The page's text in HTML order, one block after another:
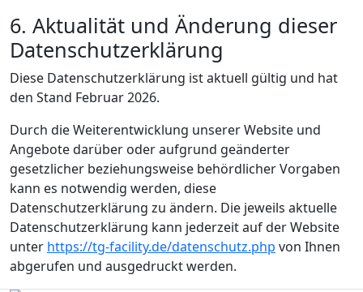
6. Aktualität und Änderung dieser
Datenschutzerklärung
Diese Datenschutzerklärung ist aktuell gültig und hat
den Stand Februar 2026.
Durch die Weiterentwicklung unserer Website und
Angebote darüber oder aufgrund geänderter
gesetzlicher beziehungsweise behördlicher Vorgaben
kann es notwendig werden, diese
Datenschutzerklärung zu ändern. Die jeweils aktuelle
Datenschutzerklärung kann jederzeit auf der Website
unter https://tg-facility.de/datenschutz.php von Ihnen
abgerufen und ausgedruckt werden.